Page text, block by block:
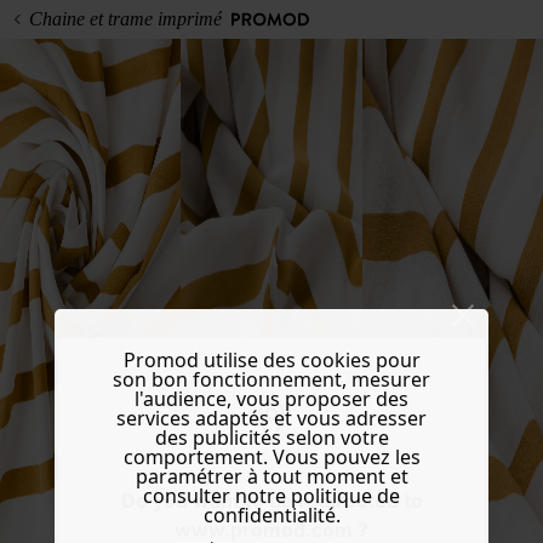
Do you want to be redirected to
www.promod.com ?
Chaine et trame imprimé
Promod utilise des cookies pour
son bon fonctionnement, mesurer
l'audience, vous proposer des
services adaptés et vous adresser
des publicités selon votre
comportement. Vous pouvez les
paramétrer à tout moment et
consulter notre politique de
confidentialité.